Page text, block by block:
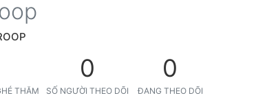
THĂM
0
SỐ NGƯỜI THEO DÕI
0
ĐANG THEO DÕI